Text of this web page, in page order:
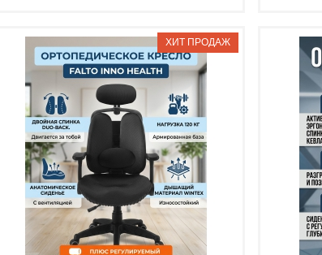
Механизм качания: мультиблок
Регулировка по высоте: есть
Материал обивки: натуральная кожа
Подлокотники: да
Доставка: БЕСПЛАТНО, 1 день